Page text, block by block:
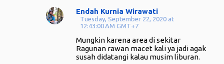
Endah Kurnia Wirawati
Tuesday, September 22, 2020 at
12:43:00 AM GMT+7
Mungkin karena area di sekitar
Ragunan rawan macet kali ya jadi agak
susah didatangi kalau musim liburan.